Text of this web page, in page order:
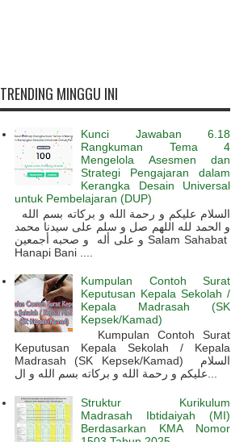
TRENDING MINGGU INI
Kunci Jawaban 6.18
Rangkuman Tema 4
Mengelola Asesmen dan
Strategi Pengajaran dalam
Kerangka Desain Universal
untuk Pembelajaran (DUP)
و الحمد لله اللهم صل و سلم على سيدنا محمد
و على أله و صحبه أجمعين Salam Sahabat
Hanapi Bani ....
Kumpulan Contoh Surat
Keputusan Kepala Sekolah /
Kepala Madrasah (SK
Kepsek/Kamad)
Kumpulan Contoh Surat
Keputusan Kepala Sekolah / Kepala
Madrasah (SK Kepsek/Kamad) السلام
Struktur Kurikulum
Madrasah Ibtidaiyah (MI)
Berdasarkan KMA Nomor